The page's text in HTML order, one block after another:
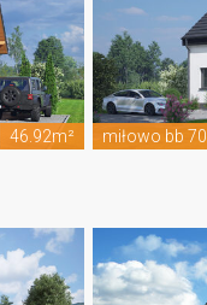
46.92m² miłowo bb 70